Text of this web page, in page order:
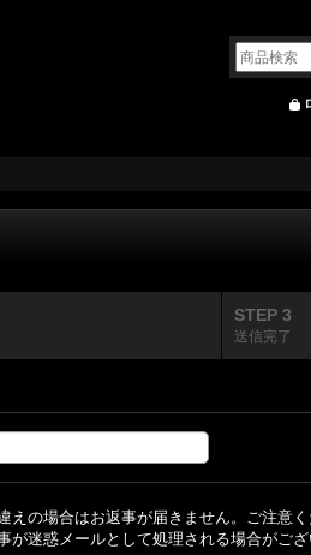
STEP 3
送信完了
えの場合はお返事が届きません。ご注意く
が迷惑メールとして処理される場合がご